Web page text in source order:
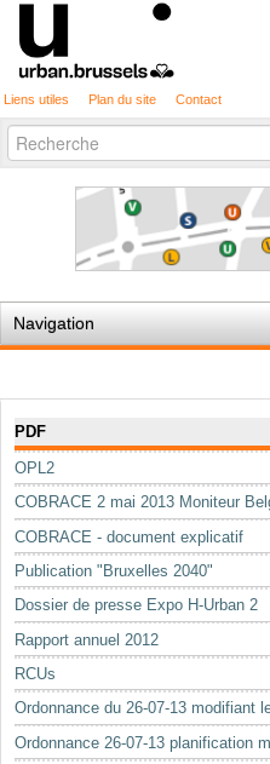
Liens utiles Plan du site Contact
Chercher par
Recherche
avancée…
Navigation
Règles du jeu
Permis d'urbanisme
Cartographie
Etudes et publications
Mots-clés
Renseignements urbanistiques
PDF
OPL2
COBRACE 2 mai 2013 Moniteur
COBRACE - document explicatif
Publication "Bruxelles 2040"
Dossier de presse Expo H-Urban 2
Rapport annuel 2012
RCUs
Ordonnance du 26-07-13 modifiant
Ordonnance 26-07-13 planification